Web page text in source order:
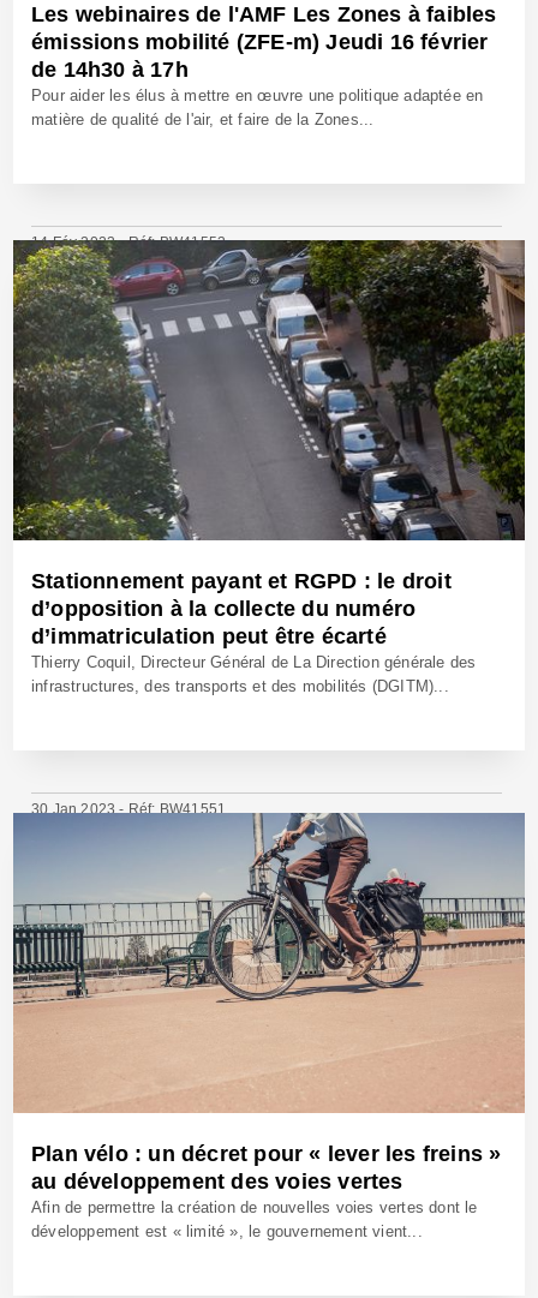
Les webinaires de l'AMF Les Zones à faibles
émissions mobilité (ZFE-m) Jeudi 16 février
de 14h30 à 17h
Pour aider les élus à mettre en œuvre une politique adaptée en
matière de qualité de l'air, et faire de la Zones...
14 Fév 2023 - Réf: BW41553
Stationnement payant et RGPD : le droit
d’opposition à la collecte du numéro
d’immatriculation peut être écarté
Thierry Coquil, Directeur Général de La Direction générale des
infrastructures, des transports et des mobilités (DGITM)...
30 Jan 2023 - Réf: BW41551
Plan vélo : un décret pour « lever les freins »
au développement des voies vertes
Afin de permettre la création de nouvelles voies vertes dont le
développement est « limité », le gouvernement vient...